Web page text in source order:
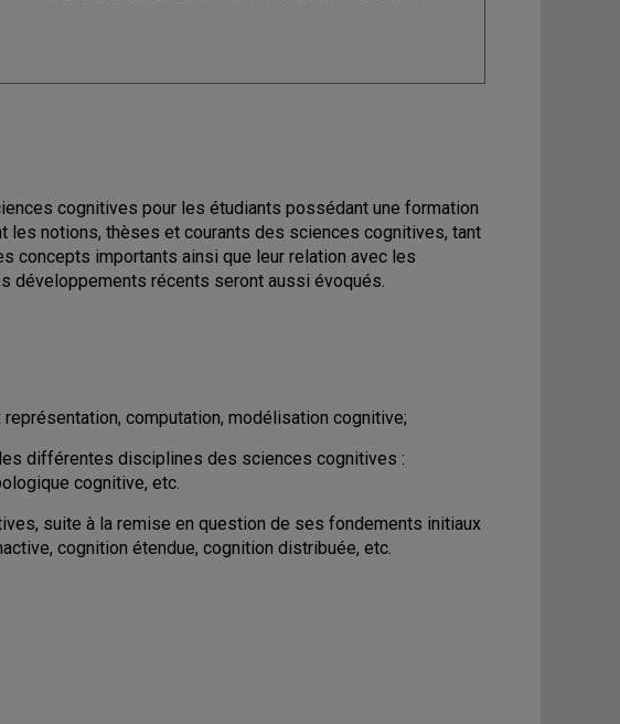
cognitives pour les étudiants possédant une formation
les notions, thèses et courants des sciences cognitives, tant
concepts importants ainsi que leur relation avec les
récents seront aussi évoqués.
computation, modélisation cognitive;
différentes disciplines des sciences cognitives :
cognitive, etc.
suite à la remise en question de ses fondements initiaux
cognition étendue, cognition distribuée, etc.